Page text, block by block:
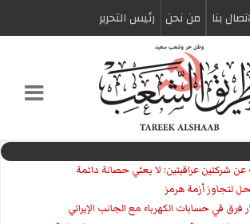
بنا من نحن رئیس التحریر
عن شركتين عراقيتين: لا يعني حصانة دائمة
لتجاوز أزمة هرمز